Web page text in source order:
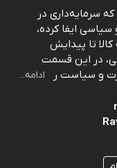
سرمایه‌داری در
ایفا کرده،
کالا تا پیدایش
در این قسمت
و سیاست ر
ادامه...